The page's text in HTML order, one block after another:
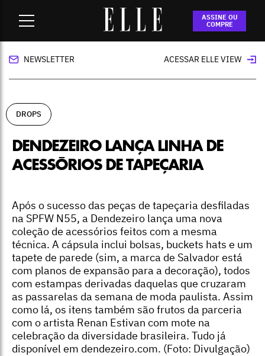
ASSINE OU
COMPRE
Dendezeiro lança linha de acessórios de
tapeçaria
NEWSLETTER ACESSAR ELLE VIEW
DROPS
DENDEZEIRO LANÇA LINHA DE
ACESSÓRIOS DE TAPEÇARIA
Após o sucesso das peças de tapeçaria desfiladas
na SPFW N55, a Dendezeiro lança uma nova
coleção de acessórios feitos com a mesma
técnica. A cápsula inclui bolsas, buckets hats e um
tapete de parede (sim, a marca de Salvador está
com planos de expansão para a decoração), todos
com estampas derivadas daquelas que cruzaram
as passarelas da semana de moda paulista. Assim
como lá, os itens também são frutos da parceria
com o artista Renan Estivan com mote na
celebração da diversidade brasileira. Tudo já
disponível em dendezeiro.com. (Foto: Divulgação)